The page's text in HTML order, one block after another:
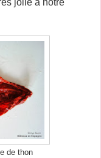
jolie à notre
de thon